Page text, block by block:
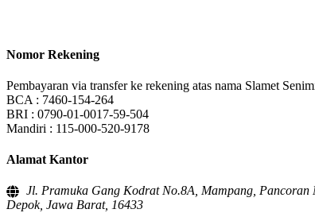
Nomor Rekening
Pembayaran via transfer ke rekening atas nama Slamet
BCA : 7460-154-264
BRI : 0790-01-0017-59-504
Mandiri : 115-000-520-9178
Alamat Kantor
Jl. Pramuka Gang Kodrat No.8A, Mampang, Pancoran
Depok, Jawa Barat, 16433